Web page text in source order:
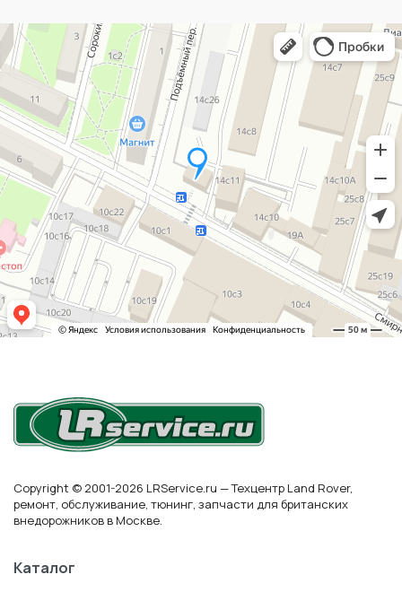
Copyright © 2001-2026 LRService.ru — Техцентр Land Rover,
ремонт, обслуживание, тюнинг, запчасти для британских
внедорожников в Москве.
Каталог